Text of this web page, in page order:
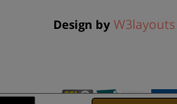
Design by W3layouts